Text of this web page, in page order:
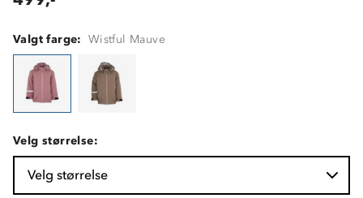
Valgt farge: Wistful Mauve
Velg størrelse:
Velg størrelse